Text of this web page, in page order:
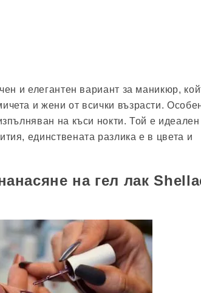
и елегантен вариант за маникюр,
и жени от всички възрасти.
на къси нокти. Той е идеален
единствената разлика е в цвета и
на гел лак